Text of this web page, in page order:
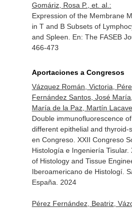
Gomáriz, Rosa P., et. al.:
Expression of the Membrane
in T and B Subsets of
and Spleen. En: The FASEB
466-473
Aportaciones a Congresos
Vázquez Román, Victoria,
Fernández Santos, José
María de la Paz, Martín
Double immunofluorescence
different epithelial and thyroid-
en Congreso. XXII Congreso
Histología e Ingeniería
of Histology and Tissue
Iberoamericano de Histologí.
España. 2024
Pérez Fernández, Beatriz,